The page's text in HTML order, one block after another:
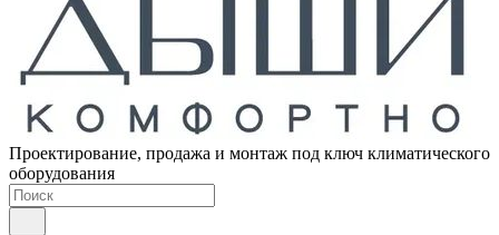
Проектирование, продажа и монтаж под ключ климатического
оборудования